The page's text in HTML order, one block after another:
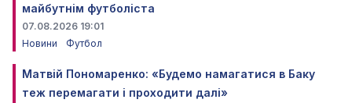
майбутнім футболіста
07.08.2026 19:01
Новини
Футбол
Матвій Пономаренко: «Будемо намагатися в Баку
теж перемагати і проходити далі»